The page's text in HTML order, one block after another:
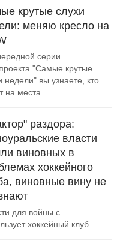
крутые слухи
меняю кресло на
серии
"Самые крутые
недели" вы узнаете, кто
на места...
раздора:
власти
виновных в
хоккейного
виновные вину не
для войны с
хоккейный клуб...